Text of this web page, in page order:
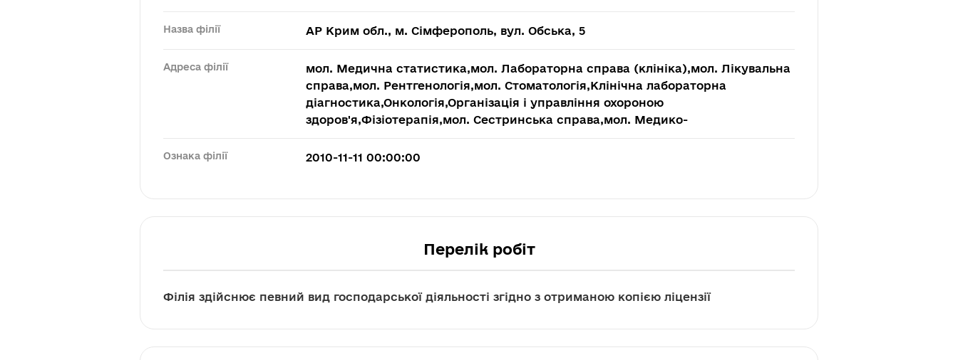
Назва філії АР Крим обл., м. Сімферополь, вул. Обська, 5
Адреса філії
мол. Медична статистика,мол. Лабораторна справа (клініка),мол. Лікувальна
справа,мол. Рентгенологія,мол. Стоматологія,Клінічна лабораторна
діагностика,Онкологія,Організація і управління охороною
здоров'я,Фізіотерапія,мол. Сестринська справа,мол. Медико-
Ознака філії 2010-11-11 00:00:00
Перелік робіт
Філія здійснює певний вид господарської діяльності згідно з отриманою копією ліцензії